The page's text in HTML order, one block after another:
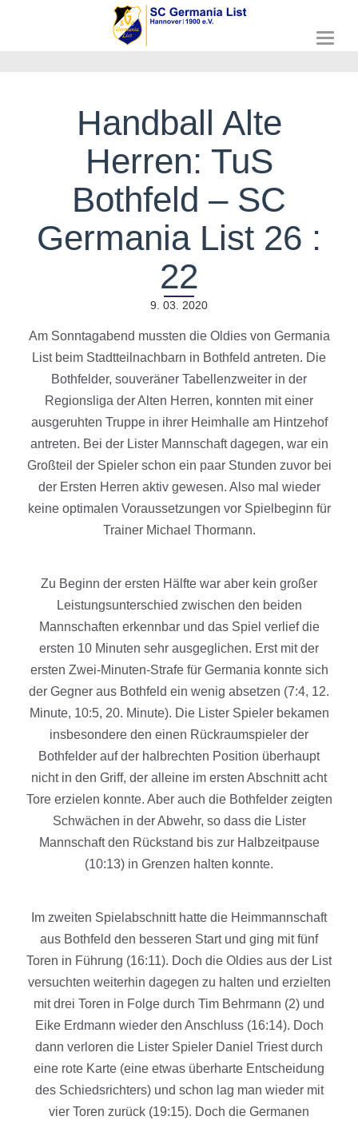
T
Handball Alte
Herren: TuS
Bothfeld – SC
Germania List 26 :
22
9. 03. 2020
Am Sonntagabend mussten die Oldies von Germania
List beim Stadtteilnachbarn in Bothfeld antreten. Die
Bothfelder, souveräner Tabellenzweiter in der
Regionsliga der Alten Herren, konnten mit einer
ausgeruhten Truppe in ihrer Heimhalle am Hintzehof
antreten. Bei der Lister Mannschaft dagegen, war ein
Großteil der Spieler schon ein paar Stunden zuvor bei
der Ersten Herren aktiv gewesen. Also mal wieder
keine optimalen Voraussetzungen vor Spielbeginn für
Trainer Michael Thormann.
Zu Beginn der ersten Hälfte war aber kein großer
Leistungsunterschied zwischen den beiden
Mannschaften erkennbar und das Spiel verlief die
ersten 10 Minuten sehr ausgeglichen. Erst mit der
ersten Zwei-Minuten-Strafe für Germania konnte sich
der Gegner aus Bothfeld ein wenig absetzen (7:4, 12.
Minute, 10:5, 20. Minute). Die Lister Spieler bekamen
insbesondere den einen Rückraumspieler der
Bothfelder auf der halbrechten Position überhaupt
nicht in den Griff, der alleine im ersten Abschnitt acht
Tore erzielen konnte. Aber auch die Bothfelder zeigten
Schwächen in der Abwehr, so dass die Lister
Mannschaft den Rückstand bis zur Halbzeitpause
(10:13) in Grenzen halten konnte.
Im zweiten Spielabschnitt hatte die Heimmannschaft
aus Bothfeld den besseren Start und ging mit fünf
Toren in Führung (16:11). Doch die Oldies aus der List
versuchten weiterhin dagegen zu halten und erzielten
mit drei Toren in Folge durch Tim Behrmann (2) und
Eike Erdmann wieder den Anschluss (16:14). Doch
dann verloren die Lister Spieler Daniel Triest durch
eine rote Karte (eine etwas überharte Entscheidung
des Schiedsrichters) und schon lag man wieder mit
vier Toren zurück (19:15). Doch die Germanen